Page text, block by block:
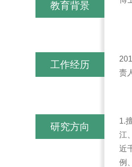
教育背景
工作经历
责
研究方向
1.
江
近
例